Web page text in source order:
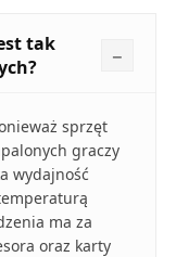
tak
sprzęt
graczy
wydajność
ma za
oraz karty